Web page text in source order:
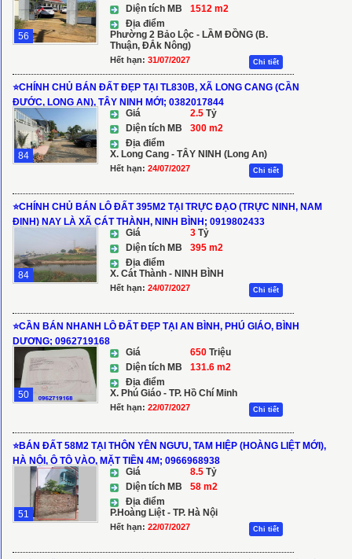
56
Diện tích MB
1512 m2
Địa điểm
Phường 2 Bảo Lộc - LẦM ĐỒNG (B.
Thuận, ĐẮk Nông)
Hết hạn: 31/07/2027 Chi tiết
⭐️CHÍNH CHỦ BÁN ĐẤT ĐẸP TẠI TL830B, XÃ LONG CANG (CẦN
ĐƯỚC, LONG AN), TÂY NINH MỚI; 0382017844
84
Giá 2.5 Tỷ
Diện tích MB
300 m2
Địa điểm
X. Long Cang - TÂY NINH (Long An)
Hết hạn: 24/07/2027 Chi tiết
⭐️CHÍNH CHỦ BÁN LÔ ĐẤT 395M2 TẠI TRỰC ĐẠO (TRỰC NINH, NAM
ĐỊNH) NAY LÀ XÃ CÁT THÀNH, NINH BÌNH; 0919802433
84
Giá 3 Tỷ
Diện tích MB
395 m2
Địa điểm
X. Cát Thành - NINH BÌNH
Hết hạn: 24/07/2027 Chi tiết
⭐️CẦN BÁN NHANH LÔ ĐẤT ĐẸP TẠI AN BÌNH, PHÚ GIÁO, BÌNH
DƯƠNG; 0962719168
50
Giá 650 Triệu
Diện tích MB
131.6 m2
Địa điểm
X. Phú Giáo - TP. Hồ Chí Minh
Hết hạn: 22/07/2027 Chi tiết
⭐️BÁN ĐẤT 58M2 TẠI THÔN YÊN NGƯU, TAM HIỆP (HOÀNG LIỆT MỚI),
HÀ NỘI, Ô TÔ VÀO, MẶT TIỀN 4M; 0966968938
51
Giá 8.5 Tỷ
Diện tích MB
58 m2
Địa điểm
P.Hoàng Liệt - TP. Hà Nội
Hết hạn: 22/07/2027 Chi tiết